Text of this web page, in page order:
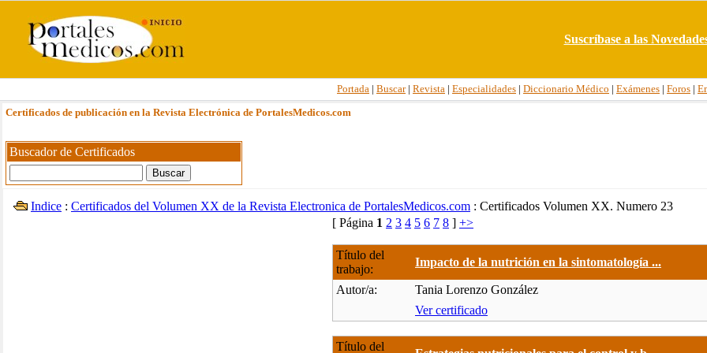
Suscríbase a las
Portada | Buscar| Revista | Especialidades | Diccionario Médico | Exámenes | Foros |
Certificados de publicación en la Revista Electrónica de PortalesMedicos.com
Buscador de Certificados
Indice : Certificados del Volumen XX de la Revista Electronica de PortalesMedicos.com : Certificados Volumen XX. Numero 23
[ Página 1 2 3 4 5 6 7 8 ] +>
Título del
trabajo:
Impacto de la nutrición en la sintomatología ...
Autor/a:
Tania Lorenzo González
Ver certificado
Título del